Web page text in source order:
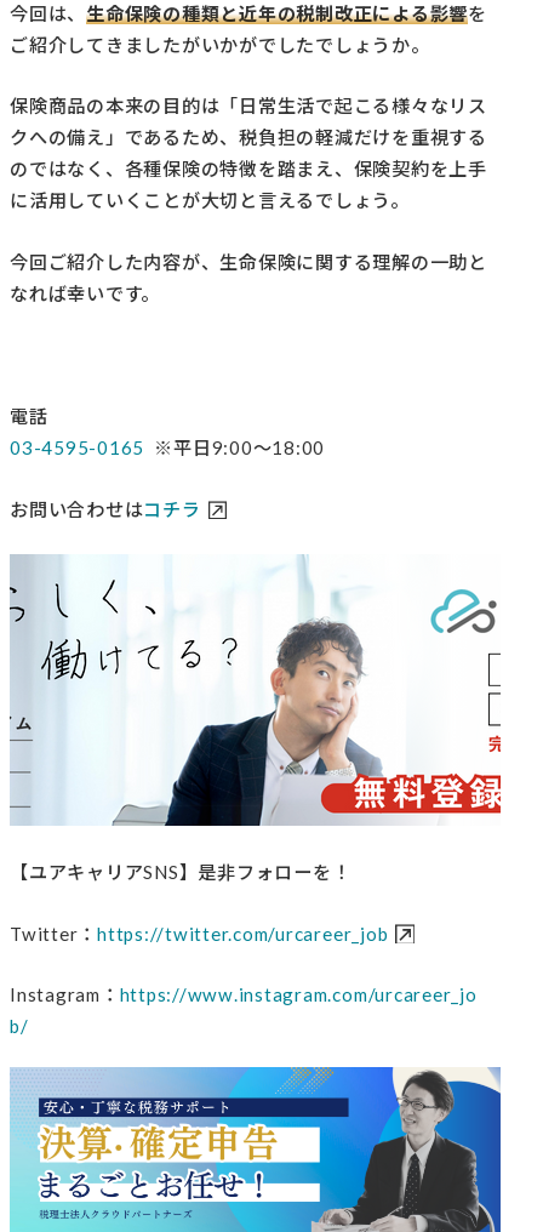
今回は、生命保険の種類と近年の税制改正による影響を
ご紹介してきましたがいかがでしたでしょうか。
保険商品の本来の目的は「日常生活で起こる様々なリス
クへの備え」であるため、税負担の軽減だけを重視する
のではなく、各種保険の特徴を踏まえ、保険契約を上手
に活用していくことが大切と言えるでしょう。
今回ご紹介した内容が、生命保険に関する理解の一助と
なれば幸いです。
電話
03-4595-0165
※平日9:00～18:00
お問い合わせはコチラ
【ユアキャリアSNS】是非フォローを！
Twitter：https://twitter.com/urcareer_job
Instagram： https://www.instagram.com/urcareer_jo
b/